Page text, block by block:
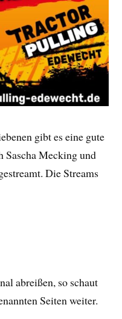
gibt es eine gute
Sascha Mecking und
Die Streams
abreißen, so schaut
Seiten weiter.